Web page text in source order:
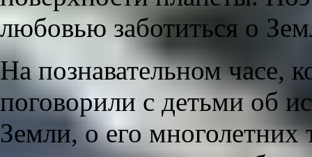
любовью заботиться о
На познавательном часе,
поговорили с детьми об
Земли, о его многолетних